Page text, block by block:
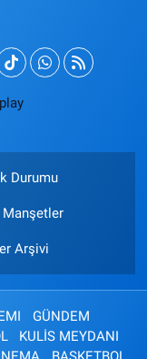
Durumu
Manşetler
Arşivi
GÜNDEM
KULİS MEYDANI